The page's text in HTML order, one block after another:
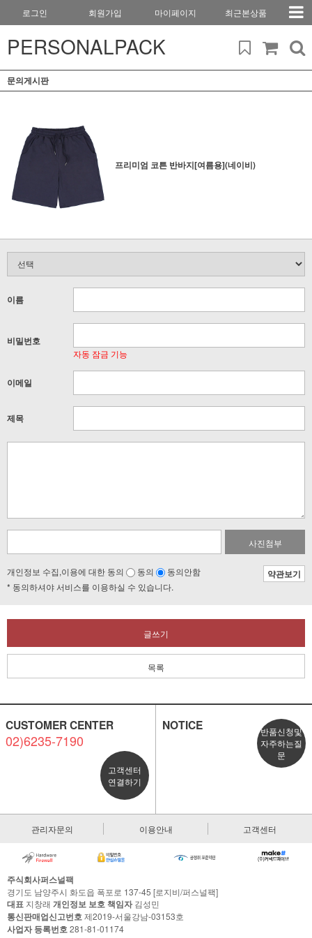
로그인 회원가입 마이페이지 최근본상품
PERSONALPACK
문의게시판
프리미엄 코튼 반바지[여름용](네이비)
이름
비밀번호
자동 잠금 기능
이메일
제목
사진첨부
개인정보 수집,이용에 대한 동의 동의 동의안함 약관보기
* 동의하셔야 서비스를 이용하실 수 있습니다.
글쓰기
목록
CUSTOMER CENTER
02)6235-7190
고객센터
연결하기
NOTICE
반품신청및
자주하는질
문
관리자문의 이용안내 고객센터
주식회사퍼스널팩
경기도 남양주시 화도읍 폭포로 137-45 [로지비/퍼스널팩]
대표 지창래 개인정보 보호 책임자김성민
통신판매업신고번호제2019-서울강남-03153호
사업자 등록번호281-81-01174